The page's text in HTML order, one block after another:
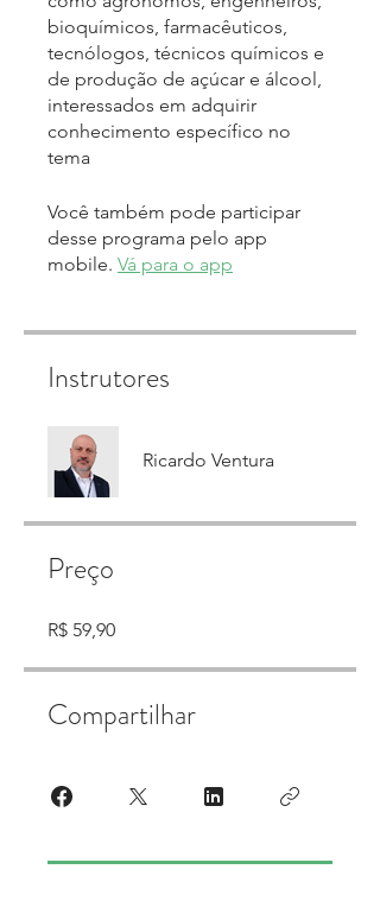
bioquímicos, farmacêuticos,
tecnólogos, técnicos químicos e
de produção de açúcar e álcool,
interessados em adquirir
conhecimento específico no
Você também pode participar
desse programa pelo app
mobile. Vá para o app
Instrutores
Ricardo Ventura
Preço
R$ 59,90
Compartilhar